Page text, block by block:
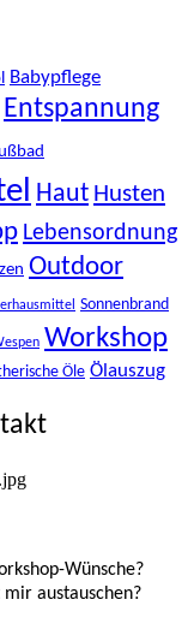
Babypflege
Entspannung
Haut Husten
Lebensordnung
Outdoor
Sonnenbrand
Workshop
Öle Ölauszug
Wünsche?
austauschen?